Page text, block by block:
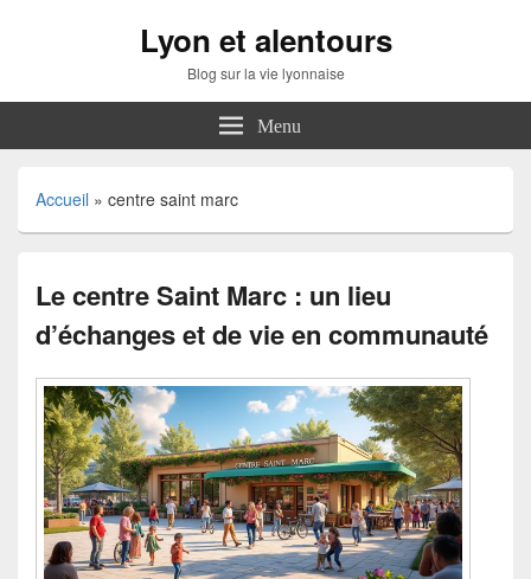
Lyon et alentours
Blog sur la vie lyonnaise
Menu
Accueil » centre saint marc
Le centre Saint Marc : un lieu
d’échanges et de vie en communauté